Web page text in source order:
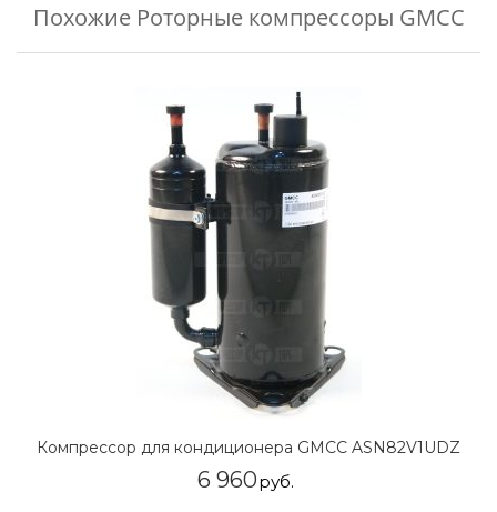
Похожие Роторные компрессоры GMCC
Компрессор для кондиционера GMCC ASN82V1UDZ
6 960руб.